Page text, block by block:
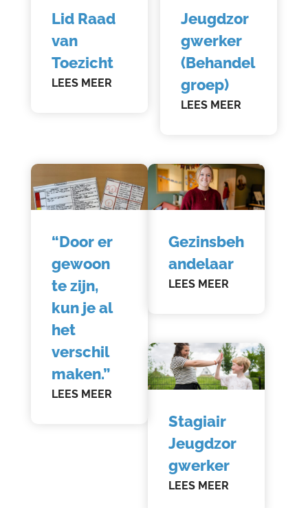
Lid Raad
van
Toezicht
LEES MEER
Jeugdzor
gwerker
(Behandel
groep)
LEES MEER
“Door er
gewoon
te zijn,
kun je al
het
verschil
maken.”
LEES MEER
Gezinsbeh
andelaar
LEES MEER
Stagiair
Jeugdzor
gwerker
LEES MEER